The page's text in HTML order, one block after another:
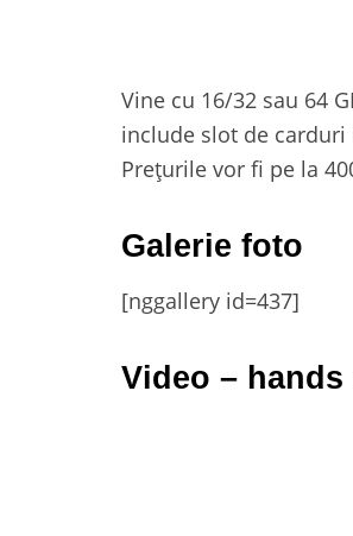
Vine cu 16/32 sau 64
include slot de carduri
Prețurile vor fi pe la
Galerie foto
[nggallery id=437]
Video – hands